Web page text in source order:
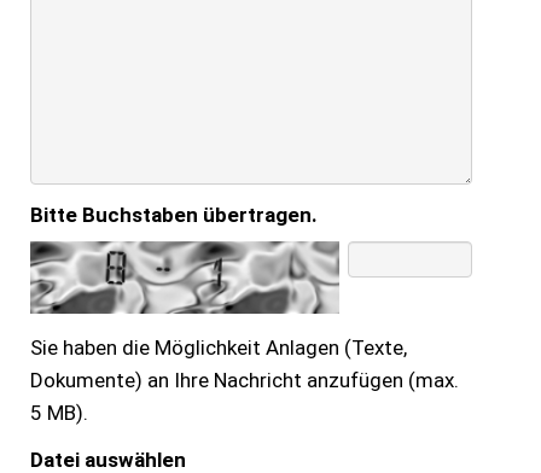
Bitte Buchstaben übertragen.
Sie haben die Möglichkeit Anlagen (Texte,
Dokumente) an Ihre Nachricht anzufügen (max.
5 MB).
Datei auswählen